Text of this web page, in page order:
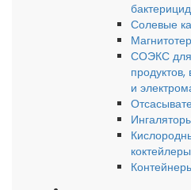
Солевые
СОЭКС для
и
коктейлеры